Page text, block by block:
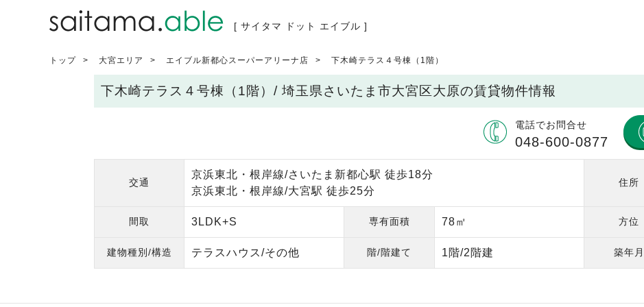
[ サイタマ ドット エイブル ]
トップ 大宮エリア エイブル新都心スーパーアリーナ店 下木崎テラス４号棟（1階）
下木崎テラス４号棟（1階）/ 埼玉県さいたま市大宮区大原の賃貸物件情報
電話でお問合せ
048-600-0877
交通
京浜東北・根岸線/さいたま新都心駅 徒歩18分
京浜東北・根岸線/大宮駅 徒歩25分
住所
間取 3LDK+S 専有面積 78㎡ 方位
建物種別/構造 テラスハウス/その他 階/階建て 1階/2階建 築年月